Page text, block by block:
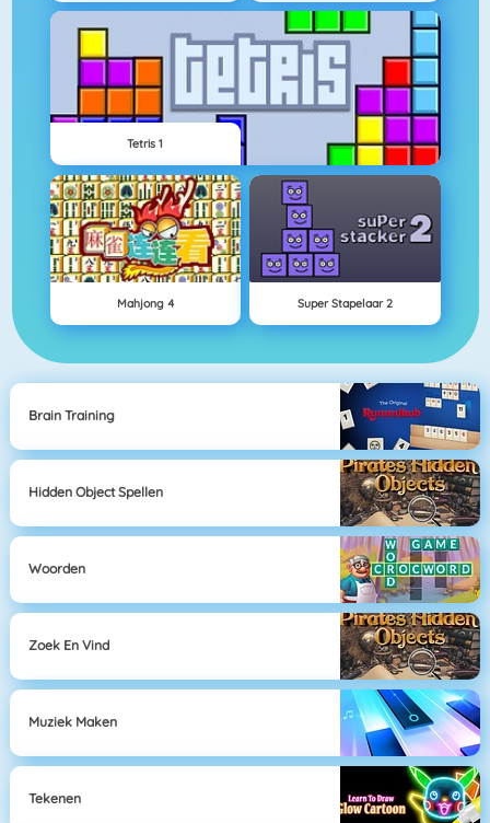
Tetris 1
Mahjong 4 Super Stapelaar 2
Brain Training
Hidden Object Spellen
Woorden
Zoek En Vind
Muziek Maken
Tekenen